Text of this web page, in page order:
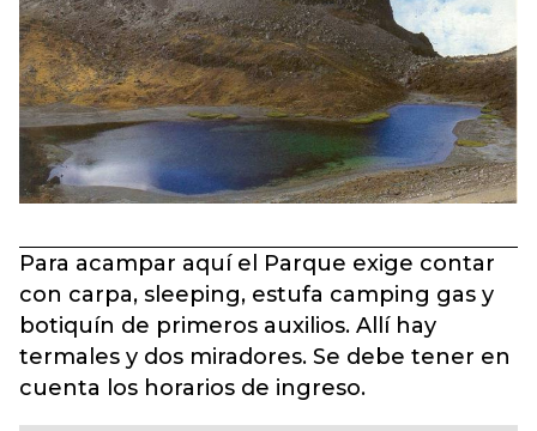
Para acampar aquí el Parque exige contar
con carpa, sleeping, estufa camping gas y
botiquín de primeros auxilios. Allí hay
termales y dos miradores. Se debe tener en
cuenta los horarios de ingreso.